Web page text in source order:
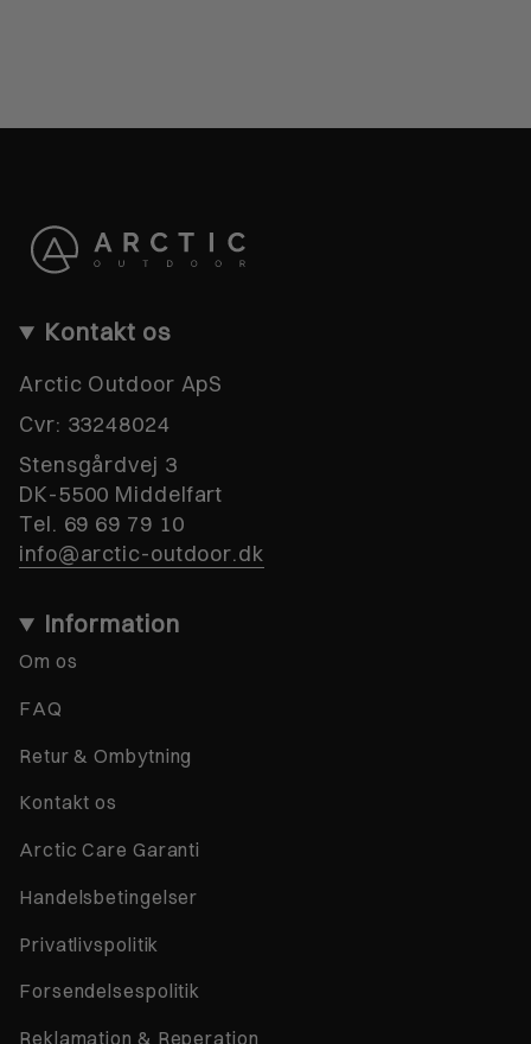
Kontakt os
Arctic Outdoor ApS
Cvr: 33248024
Stensgårdvej 3
DK-5500 Middelfart
Tel. 69 69 79 10
info@arctic-outdoor.dk
Information
Om os
FAQ
Retur & Ombytning
Kontakt os
Arctic Care Garanti
Handelsbetingelser
Privatlivspolitik
Forsendelsespolitik
Reklamation & Reperation